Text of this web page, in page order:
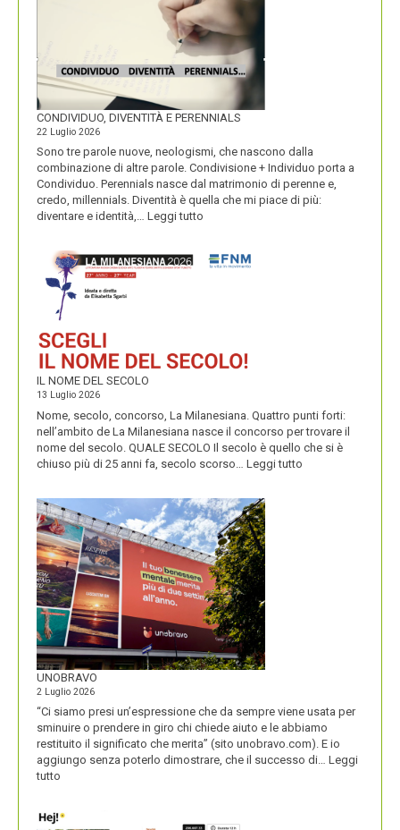
CONDIVIDUO, DIVENTITÀ E PERENNIALS
22 Luglio 2026
Sono tre parole nuove, neologismi, che nascono dalla
combinazione di altre parole. Condivisione + Individuo porta a
Condividuo. Perennials nasce dal matrimonio di perenne e,
credo, millennials. Diventità è quella che mi piace di più:
diventare e identità,… Leggi tutto
E
IL NOME DEL SECOLO
13 Luglio 2026
Nome, secolo, concorso, La Milanesiana. Quattro punti forti:
nell’ambito de La Milanesiana nasce il concorso per trovare il
nome del secolo. QUALE SECOLO Il secolo è quello che si è
chiuso più di 25 anni fa, secolo scorso… Leggi tutto
UNOBRAVO
2 Luglio 2026
“Ci siamo presi un’espressione che da sempre viene usata per
sminuire o prendere in giro chi chiede aiuto e le abbiamo
restituito il significato che merita” (sito unobravo.com). E io
aggiungo senza poterlo dimostrare, che il successo di… Leggi
tutto